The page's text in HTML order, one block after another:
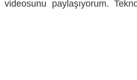
videosunu paylaşıyorum.